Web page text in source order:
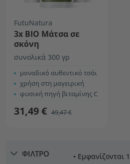
FutuNatura
3x ΒΙΟ Μάτσα σε
σκόνη
συνολικά 300 γρ
μοναδικό αυθεντικό τσάι
χρήση στη μαγειρική
φυσική πηγή βιταμίνης C
31,49 € 49,47 €
ΦΙΛΤΡΟ • Εμφανίζονται